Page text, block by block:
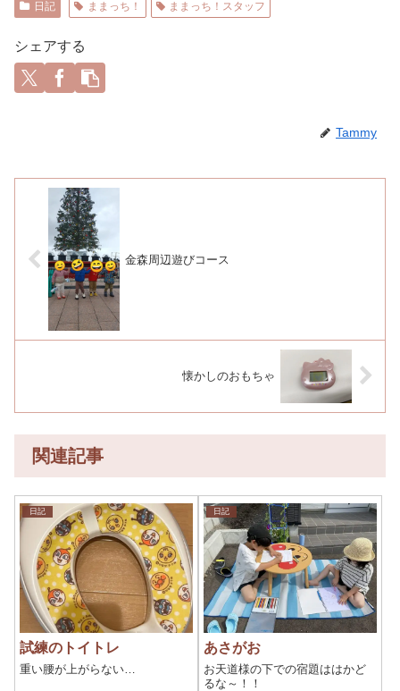
日記 ままっち！ ままっち！スタッフ
シェアする
Tammy
金森周辺遊びコース
懐かしのおもちゃ
関連記事
日記
試練のトイトレ
重い腰が上がらない…
日記
あさがお
お天道様の下での宿題ははかど
るな～！！